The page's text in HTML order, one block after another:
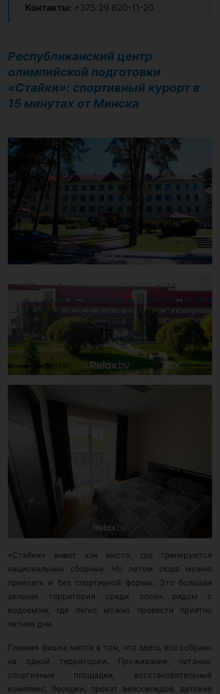
Контакты: +375 29 620-11-20
Республиканский центр
олимпийской подготовки
«Стайки»: спортивный курорт в
15 минутах от Минска
«Стайки» знают как место, где тренируются
национальные сборные. Но летом сюда можно
приехать и без спортивной формы. Это большая
зеленая территория среди сосен рядом с
водоемом, где легко можно провести приятно
летние дни.
Главная фишка места в том, что здесь все собрано
на одной территории. Проживание, питание,
спортивные площадки, восстановительный
комплекс, беседки, прокат велосипедов, детские